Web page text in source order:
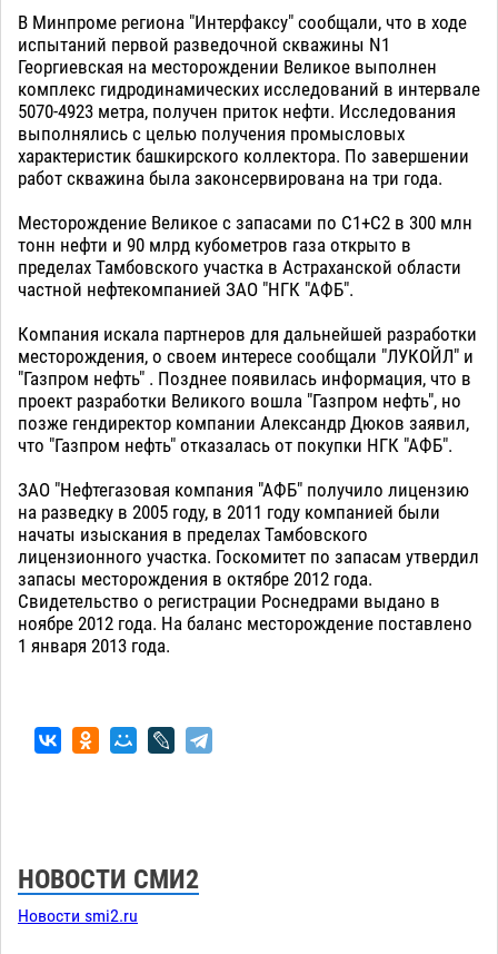
В Минпроме региона "Интерфаксу" сообщали, что в ходе
испытаний первой разведочной скважины N1
Георгиевская на месторождении Великое выполнен
комплекс гидродинамических исследований в интервале
5070-4923 метра, получен приток нефти. Исследования
выполнялись с целью получения промысловых
характеристик башкирского коллектора. По завершении
работ скважина была законсервирована на три года.
Месторождение Великое с запасами по С1+С2 в 300 млн
тонн нефти и 90 млрд кубометров газа открыто в
пределах Тамбовского участка в Астраханской области
частной нефтекомпанией ЗАО "НГК "АФБ".
Компания искала партнеров для дальнейшей разработки
месторождения, о своем интересе сообщали "ЛУКОЙЛ" и
"Газпром нефть" . Позднее появилась информация, что в
проект разработки Великого вошла "Газпром нефть", но
позже гендиректор компании Александр Дюков заявил,
что "Газпром нефть" отказалась от покупки НГК "АФБ".
ЗАО "Нефтегазовая компания "АФБ" получило лицензию
на разведку в 2005 году, в 2011 году компанией были
начаты изыскания в пределах Тамбовского
лицензионного участка. Госкомитет по запасам утвердил
запасы месторождения в октябре 2012 года.
Свидетельство о регистрации Роснедрами выдано в
ноябре 2012 года. На баланс месторождение поставлено
1 января 2013 года.
НОВОСТИ СМИ2
Новости smi2.ru